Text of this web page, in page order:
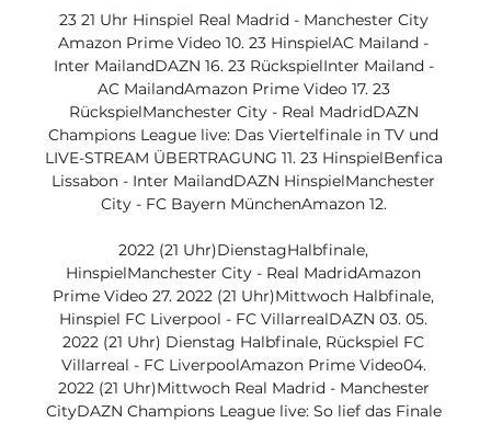
23 21 Uhr Hinspiel Real Madrid - Manchester City
Amazon Prime Video 10. 23 HinspielAC Mailand -
Inter MailandDAZN 16. 23 RückspielInter Mailand -
AC MailandAmazon Prime Video 17. 23
RückspielManchester City - Real MadridDAZN
Champions League live: Das Viertelfinale in TV und
LIVE-STREAM ÜBERTRAGUNG 11. 23 HinspielBenfica
Lissabon - Inter MailandDAZN HinspielManchester
City - FC Bayern MünchenAmazon 12.
2022 (21 Uhr)DienstagHalbfinale,
HinspielManchester City - Real MadridAmazon
Prime Video 27. 2022 (21 Uhr)Mittwoch Halbfinale,
Hinspiel FC Liverpool - FC VillarrealDAZN 03. 05.
2022 (21 Uhr) Dienstag Halbfinale, Rückspiel FC
Villarreal - FC LiverpoolAmazon Prime Video04.
2022 (21 Uhr)Mittwoch Real Madrid - Manchester
CityDAZN Champions League live: So lief das Finale